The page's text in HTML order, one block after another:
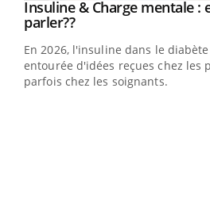
Youtube
Insuline & Charge mentale :
parler??Youtube
En 2026, l'insuline dans le
entourée d'idées reçues chez les
parfois chez les soignants.